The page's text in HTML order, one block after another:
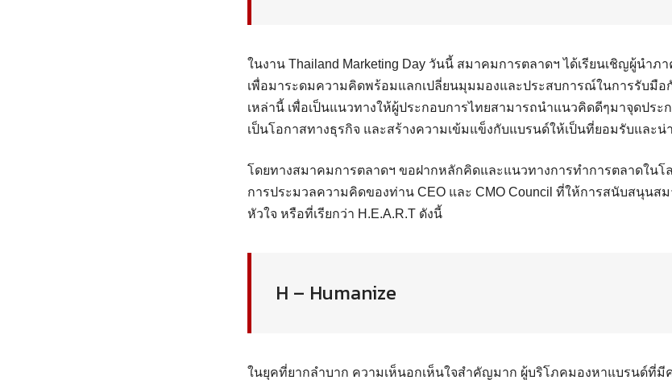
ในงาน Thailand Marketing Day วันนี้ สมาคมการตลาดฯ ได้เรียนเชิญผู้นำภ
เพื่อมาระดมความคิดพร้อมแลกเปลี่ยนมุมมองและประสบการณ์ในการรับมือกั
เหล่านี้ เพื่อเป็นแนวทางให้ผู้ประกอบการไทยสามารถนำแนวคิดดีๆมาจุดประ
เป็นโอกาสทางธุรกิจ และสร้างความเข้มแข็งกับแบรนด์ให้เป็นที่ยอมรับและน่
โดยทางสมาคมการตลาดฯ ขอฝากหลักคิดและแนวทางการทำการตลาดในโ
การประมวลความคิดของท่าน CEO และ CMO Council ที่ให้การสนับสนุนส
หัวใจ หรือที่เรียกว่า H.E.A.R.T ดังนี้
H – Humanize
ในยุคที่ยากลำบาก ความเห็นอกเห็นใจสำคัญมาก ผู้บริโภคมองหาแบรนด์ที่มี